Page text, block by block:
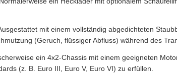
mit einem vollständig abgedichteten
(Geruch, flüssiger Abfluss) während des
ein 4x2-Chassis mit einem geeigneten
(z. B. Euro III, Euro V, Euro VI) zu erfüllen.